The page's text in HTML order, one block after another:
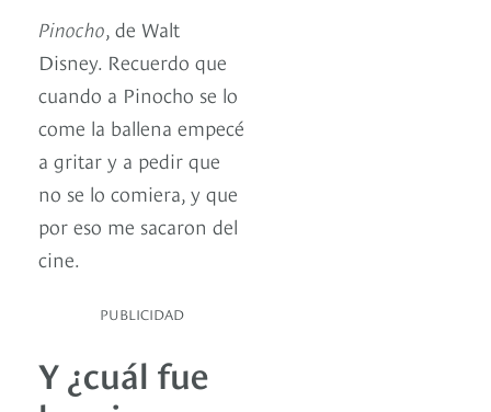
Pinocho, de Walt
Disney. Recuerdo que
cuando a Pinocho se lo
come la ballena empecé
a gritar y a pedir que
no se lo comiera, y que
por eso me sacaron del
cine.
PUBLICIDAD
Y ¿cuál fue